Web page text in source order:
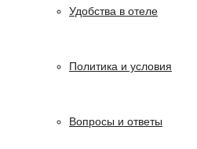
Удобства в отеле
Политика и условия
Вопросы и ответы